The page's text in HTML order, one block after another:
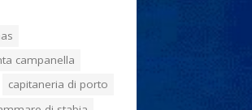
campanella
capitaneria di porto